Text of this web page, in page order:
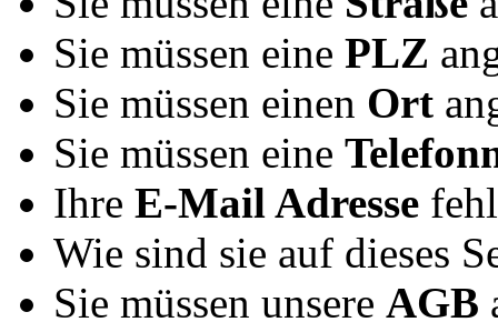
Sie müssen eine PLZ
Sie müssen einen Ort
Sie müssen eine
Ihre E-Mail Adresse
Wie sind sie auf dieses
Sie müssen unsere AGB